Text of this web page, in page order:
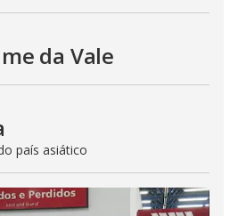
da Vale
país asiático